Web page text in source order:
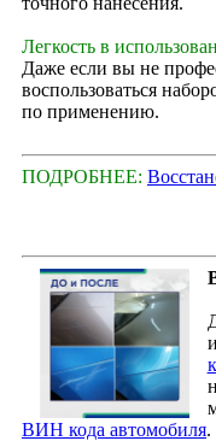
Легкость в
Даже если вы не
воспользоваться
по применению.
ПОДРОБНЕЕ:
ВИН кода автомобиля.